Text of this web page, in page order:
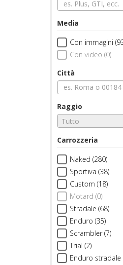
Media
Con immagini
Con video (0)
Città
Raggio
Tutto
Carrozzeria
Naked (280)
Sportiva (38)
Custom (18)
Motard (0)
Stradale (68)
Enduro (35)
Scrambler (7)
Trial (2)
Enduro stradale